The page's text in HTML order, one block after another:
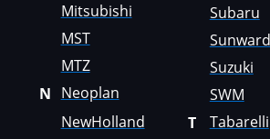
Mitsubishi
MST
MTZ
N Neoplan
NewHolland
Subaru
Sunward
Suzuki
SWM
T
Tabarelli